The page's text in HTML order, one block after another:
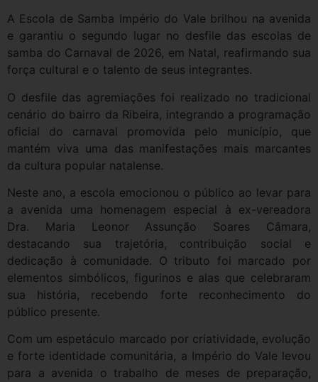
A Escola de Samba Império do Vale brilhou na avenida
e garantiu o segundo lugar no desfile das escolas de
samba do Carnaval de 2026, em Natal, reafirmando sua
força cultural e o talento de seus integrantes.
O desfile das agremiações foi realizado no tradicional
cenário do bairro da Ribeira, integrando a programação
oficial do carnaval promovida pelo município, que
mantém viva uma das manifestações mais marcantes
da cultura popular natalense.
Neste ano, a escola emocionou o público ao levar para
a avenida uma homenagem especial à ex-vereadora
Dra. Maria Leonor Assunção Soares Câmara,
destacando sua trajetória, contribuição social e
dedicação à comunidade. O tributo foi marcado por
elementos simbólicos, figurinos e alas que celebraram
sua história, recebendo forte reconhecimento do
público presente.
Com um espetáculo marcado por criatividade, evolução
e forte identidade comunitária, a Império do Vale levou
para a avenida o trabalho de meses de preparação,